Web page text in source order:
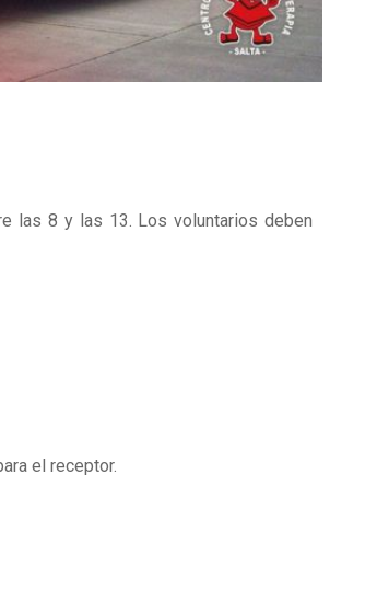
las 8 y las 13. Los voluntarios deben
el receptor.